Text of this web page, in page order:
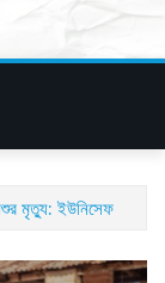
মৃত্যু: ইউনিসেফ